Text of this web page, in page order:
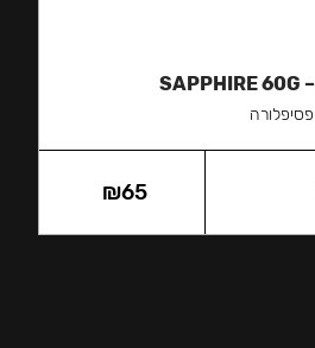
SAPPHIRE 60G
פסיפלורה
₪65